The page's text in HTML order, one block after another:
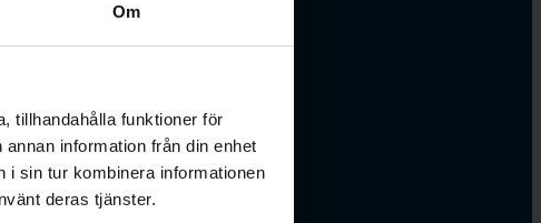
Om
tillhandahålla funktioner för
information från din enhet
i sin tur kombinera informationen
deras tjänster.